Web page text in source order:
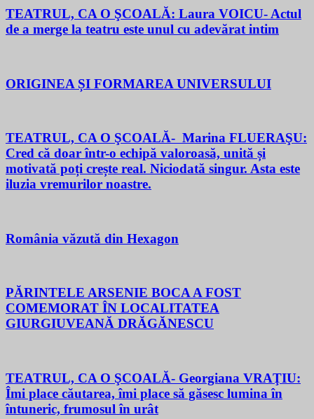
TEATRUL, CA O ŞCOALĂ: Laura VOICU- Actul
de a merge la teatru este unul cu adevărat intim
ORIGINEA ȘI FORMAREA UNIVERSULUI
TEATRUL, CA O ŞCOALĂ- Marina FLUERAŞU:
Cred că doar într-o echipă valoroasă, unită și
motivată poți crește real. Niciodată singur. Asta este
iluzia vremurilor noastre.
România văzută din Hexagon
PĂRINTELE ARSENIE BOCA A FOST
COMEMORAT ÎN LOCALITATEA
GIURGIUVEANĂ DRĂGĂNESCU
TEATRUL, CA O ŞCOALĂ- Georgiana VRAŢIU:
Îmi place căutarea, îmi place să găsesc lumina în
întuneric, frumosul în urât